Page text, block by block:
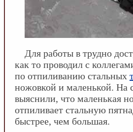
Для работы в трудно
как то проводил с
по отпиливанию стальных
ножовкой и маленькой. На
выяснили, что маленькая
отпиливает стальную
быстрее, чем большая.